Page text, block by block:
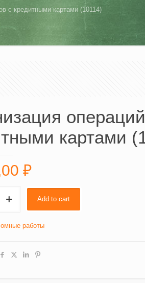
с кредитными картами (10114)
картами
₽
Add to cart
работы